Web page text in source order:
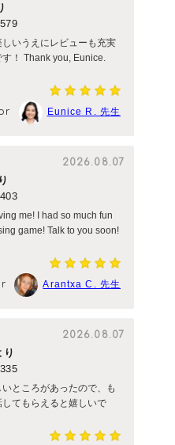
いうえにレビューも充実
！ Thank you, Eunice.
Eunice R. 先生
2026.08.07
me! I had so much fun
game! Talk to you soon!
Arantxa C. 先生
り
2026.08.07
ところがあったので、も
てもらえると嬉しいで